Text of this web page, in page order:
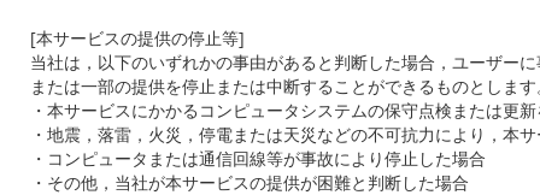
[本サービスの提供の停止等]
当社は，以下のいずれかの事由があると判断した場合，ユーザー
または一部の提供を停止または中断することができるものとしま
・本サービスにかかるコンピュータシステムの保守点検または更
・地震，落雷，火災，停電または天災などの不可抗力により，本
・コンピュータまたは通信回線等が事故により停止した場合
・その他，当社が本サービスの提供が困難と判断した場合